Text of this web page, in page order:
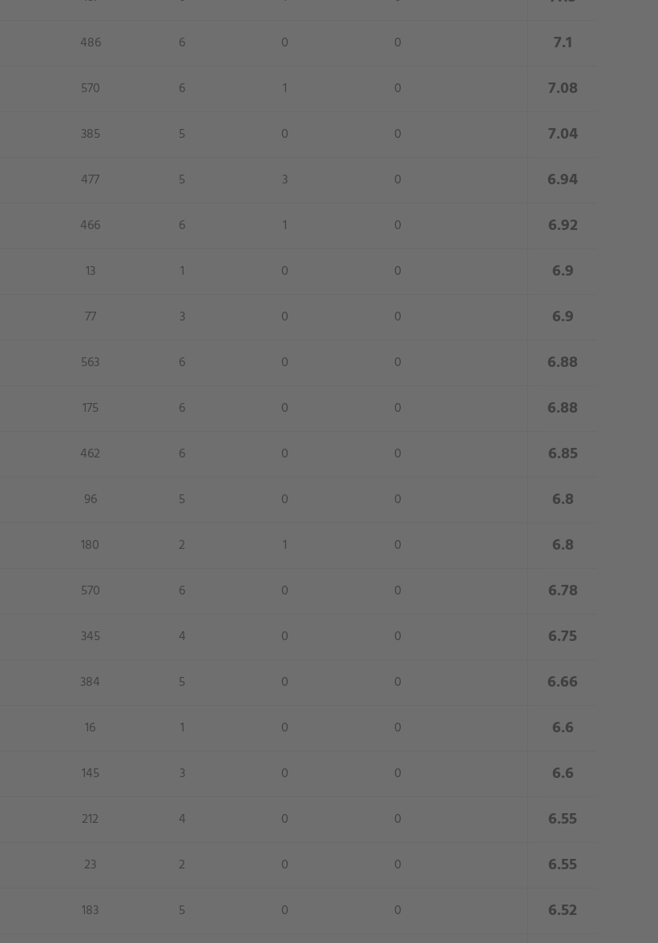
486 6 0 0 7.1
570 6 1 0 7.08
385 5 0 0 7.04
477 5 3 0 6.94
466 6 1 0 6.92
13 1 0 0 6.9
77 3 0 0 6.9
563 6 0 0 6.88
175 6 0 0 6.88
462 6 0 0 6.85
96 5 0 0 6.8
180 2 1 0 6.8
570 6 0 0 6.78
345 4 0 0 6.75
384 5 0 0 6.66
16 1 0 0 6.6
145 3 0 0 6.6
212 4 0 0 6.55
23 2 0 0 6.55
183 5 0 0 6.52